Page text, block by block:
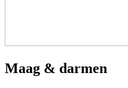
Maag & darmen